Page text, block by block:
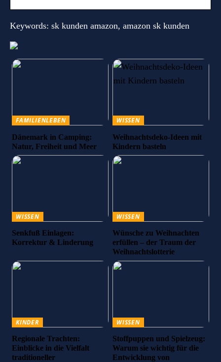
Keywords: sk kunden amazon, amazon sk kunden
FAMILIENLEBEN
Dänemark in Camping:
Natur, Freiheit und Meer
WISSEN
Weihnachtsdeko-Ideen mit
Kindern basteln
WISSEN
Senkfuß Einlagen:
Korrektur & Linderung
WISSEN
Wünsche zu Weihnachten
erfüllen – der Traum der
Weihnachtslotterie
KINDER
Regionale Trachten:
Einblicke in die Vielfalt
traditioneller
WISSEN
Stoffpuppen und Spielzeug:
Warum sie wichtig für die
Entwicklung von